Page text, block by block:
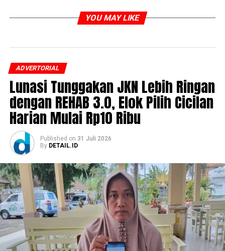
YOU MAY LIKE
ADVERTORIAL
Lunasi Tunggakan JKN Lebih Ringan
dengan REHAB 3.0, Elok Pilih Cicilan
Harian Mulai Rp10 Ribu
Published on 31 Juli 2026
By DETAIL.ID